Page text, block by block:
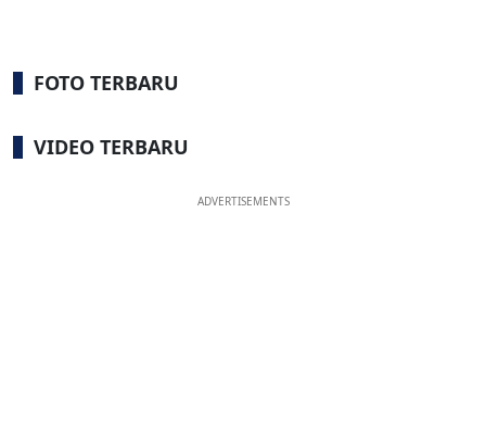
FOTO TERBARU
VIDEO TERBARU
ADVERTISEMENTS